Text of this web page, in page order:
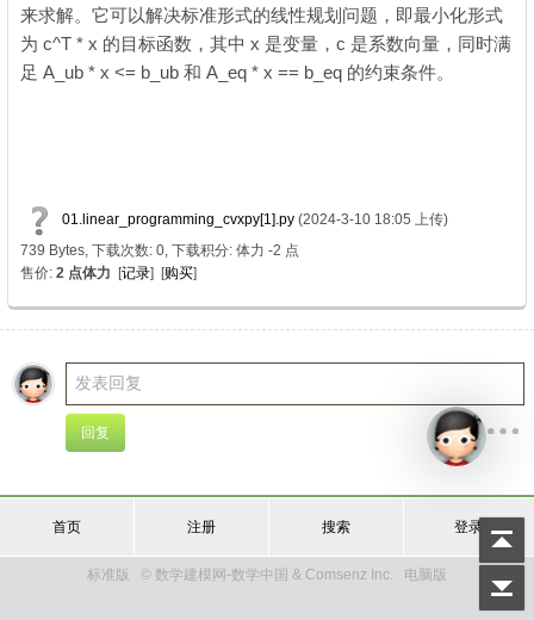
来求解。它可以解决标准形式的线性规划问题，即最小化形式
为 c^T * x 的目标函数，其中 x 是变量，c 是系数向量，同时满
足 A_ub * x <= b_ub 和 A_eq * x == b_eq 的约束条件。
01.linear_programming_cvxpy[1].py (2024-3-10 18:05 上传)
739 Bytes, 下载次数: 0, 下载积分: 体力 -2 点
售价: 2 点体力 [记录] [购买]
首页 注册 搜索 登录
标准版 © 数学建模网-数学中国 & Comsenz Inc. 电脑版